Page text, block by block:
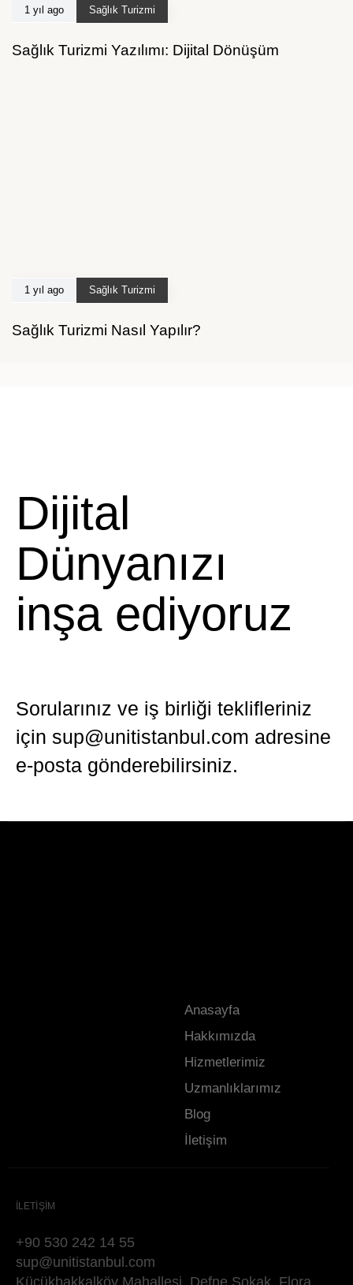
1 yıl ago Sağlık Turizmi
Sağlık Turizmi Yazılımı: Dijital Dönüşüm
1 yıl ago Sağlık Turizmi
Sağlık Turizmi Nasıl Yapılır?
Dijital
Dünyanızı
inşa ediyoruz
Sorularınız ve iş birliği teklifleriniz
için sup@unitistanbul.com adresine
e-posta gönderebilirsiniz.
Anasayfa
Hakkımızda
Hizmetlerimiz
Uzmanlıklarımız
Blog
İletişim
İLETİŞİM
+90 530 242 14 55
sup@unitistanbul.com
Küçükbakkalköy Mahallesi, Defne Sokak, Flora